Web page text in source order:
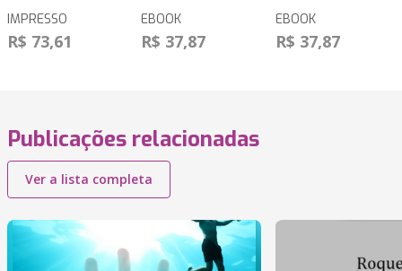
IMPRESSO
R$ 73,61
EBOOK
R$ 37,87
EBOOK
R$ 37,87
Publicações relacionadas
Ver a lista completa